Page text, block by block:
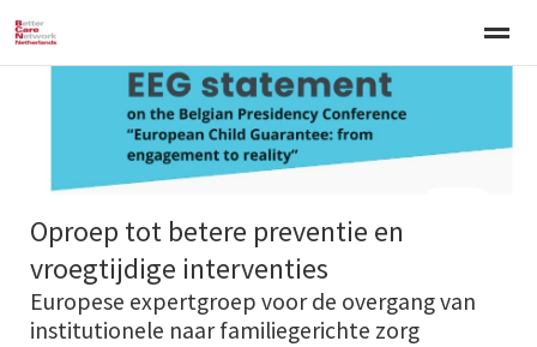
Over BCNN Werken met kinderen
Home
Oproep tot betere preventie en
vroegtijdige interventies
Europese expertgroep voor de overgang van
institutionele naar familiegerichte zorg